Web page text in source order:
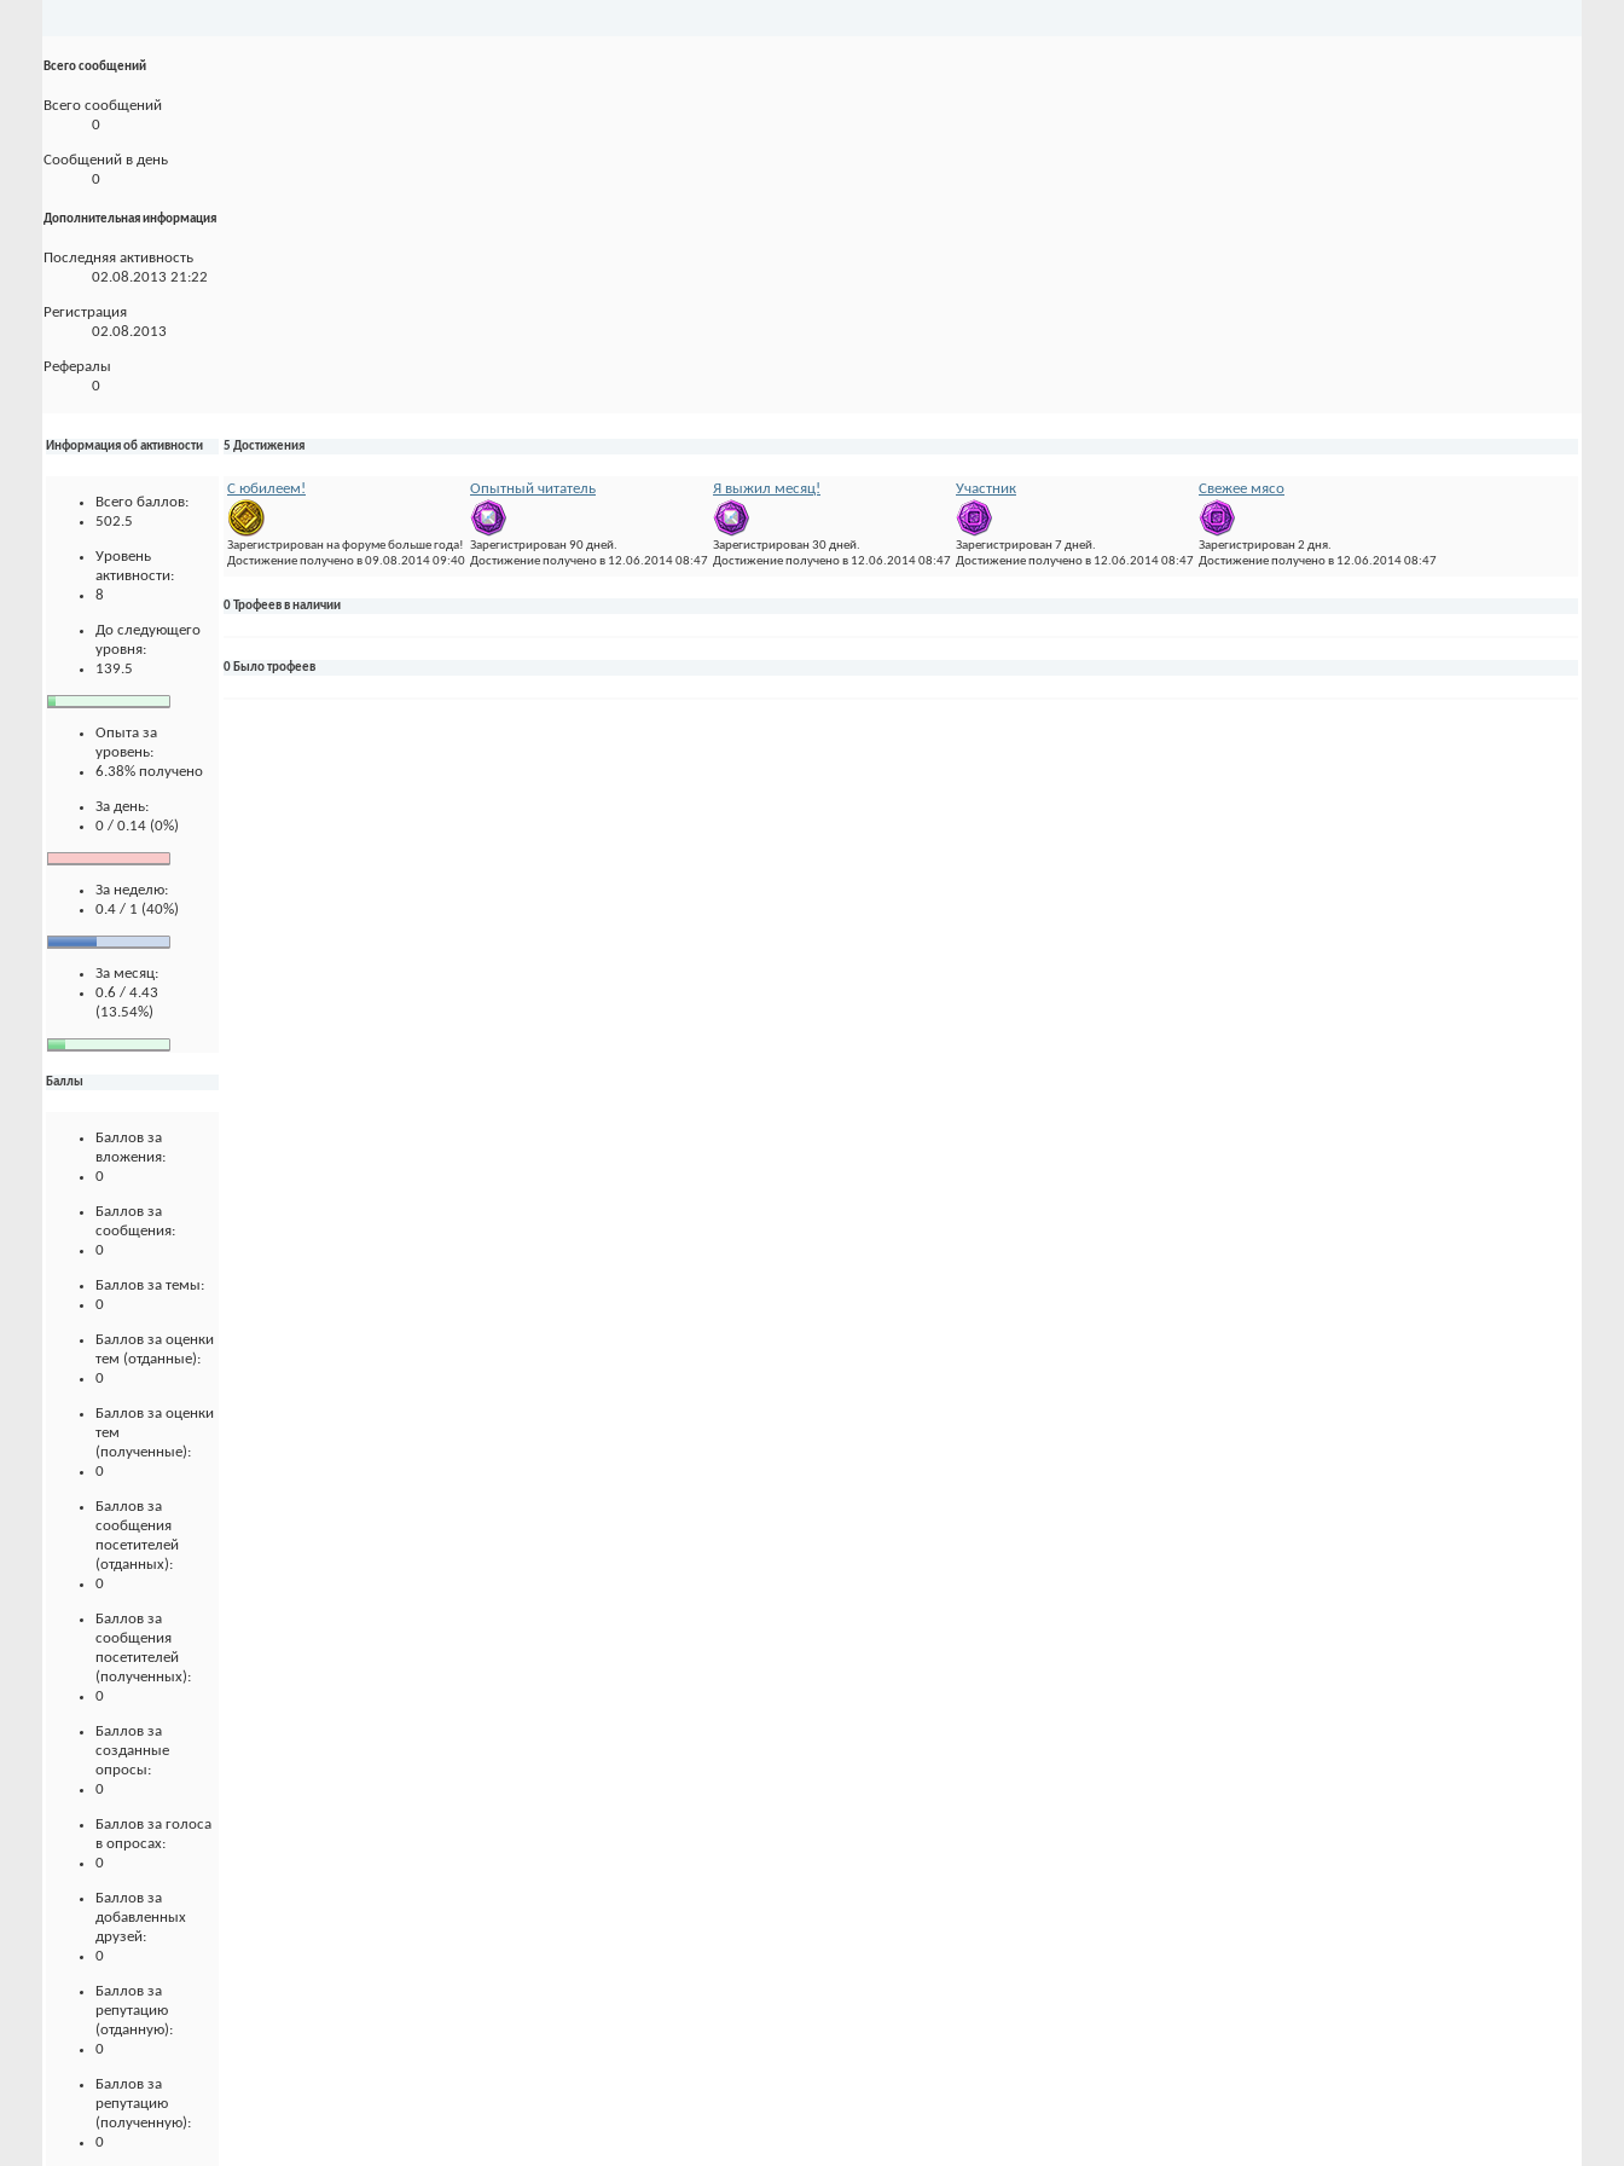
Всего сообщений
Всего сообщений
0
Сообщений в день
0
Дополнительная информация
Последняя активность
02.08.2013 21:22
Регистрация
02.08.2013
Рефералы
0
Информация об активности
Всего баллов:
502.5
Уровень
активности:
8
До следующего
уровня:
139.5
Опыта за
уровень:
6.38% получено
За день:
0 / 0.14 (0%)
За неделю:
0.4 / 1 (40%)
За месяц:
0.6 / 4.43
(13.54%)
Баллы
Баллов за
вложения:
0
Баллов за
сообщения:
0
Баллов за темы:
0
Баллов за оценки
тем (отданные):
0
Баллов за оценки
тем
(полученные):
0
Баллов за
сообщения
посетителей
(отданных):
0
Баллов за
сообщения
посетителей
(полученных):
0
Баллов за
созданные
опросы:
0
Баллов за голоса
в опросах:
0
Баллов за
добавленных
друзей:
0
Баллов за
репутацию
(отданную):
0
Баллов за
репутацию
(полученную):
0
5 Достижения
С юбилеем!
Зарегистрирован на форуме больше года!
Достижение получено в 09.08.2014 09:40
Опытный читатель
Зарегистрирован 90 дней.
Достижение получено в 12.06.2014 08:47
Я выжил месяц!
Зарегистрирован 30 дней.
Достижение получено в 12.06.2014 08:47
Участник
Зарегистрирован 7 дней.
Достижение получено в 12.06.2014 08:47
Свежее мясо
Зарегистрирован 2 дня.
Достижение получено в 12.06.2014 08:47
0 Трофеев в наличии
0 Было трофеев